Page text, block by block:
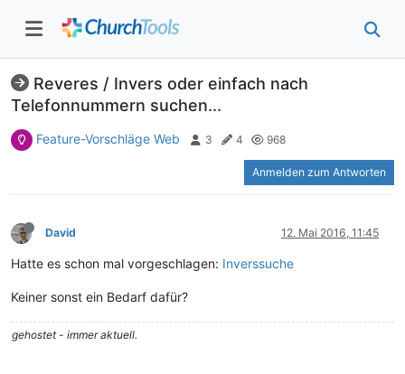
Reveres / Invers oder einfach nach
Telefonnummern suchen...
Feature-Vorschläge Web 3 4 968
Anmelden zum Antworten
David 12. Mai 2016, 11:45
Hatte es schon mal vorgeschlagen: Inverssuche
Keiner sonst ein Bedarf dafür?
gehostet - immer aktuell.